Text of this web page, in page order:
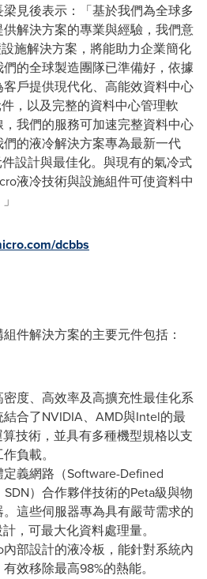
見後表示：「基於我們為全球多
解決方案的專業與經驗，我們意
施解決方案，將能助力企業簡化
的全球製造團隊已準備好，依據
戶提供現代化、高能效資料中心
，以及完整的資料中心管理軟
我們的服務可加速完整資料中心
的液冷解決方案專為最新一代
設計與最佳化。與現有的氣冷式
液冷技術與設施組件可使資料中
dcbbs
件解決方案的主要元件包括：
度、高效率及高擴充性最佳化系
合了NVIDIA、AMD與Intel的最
技術，並具有多種機型規格以支
負載。
義網路（Software-Defined
）合作夥伴技術的Peta級與物
這些伺服器專為具有嚴苛需求的
，可最大化資料處理量。
內部設計的液冷板，能針對系統內
效移除最高98%的熱能。